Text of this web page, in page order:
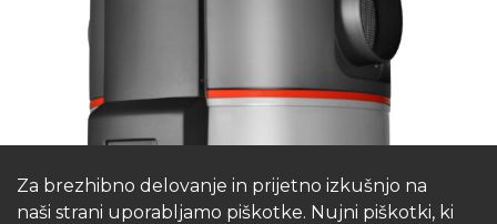
Za brezhibno delovanje in prijetno izkušnjo na
naši strani uporabljamo piškotke. Nujni piškotki, ki